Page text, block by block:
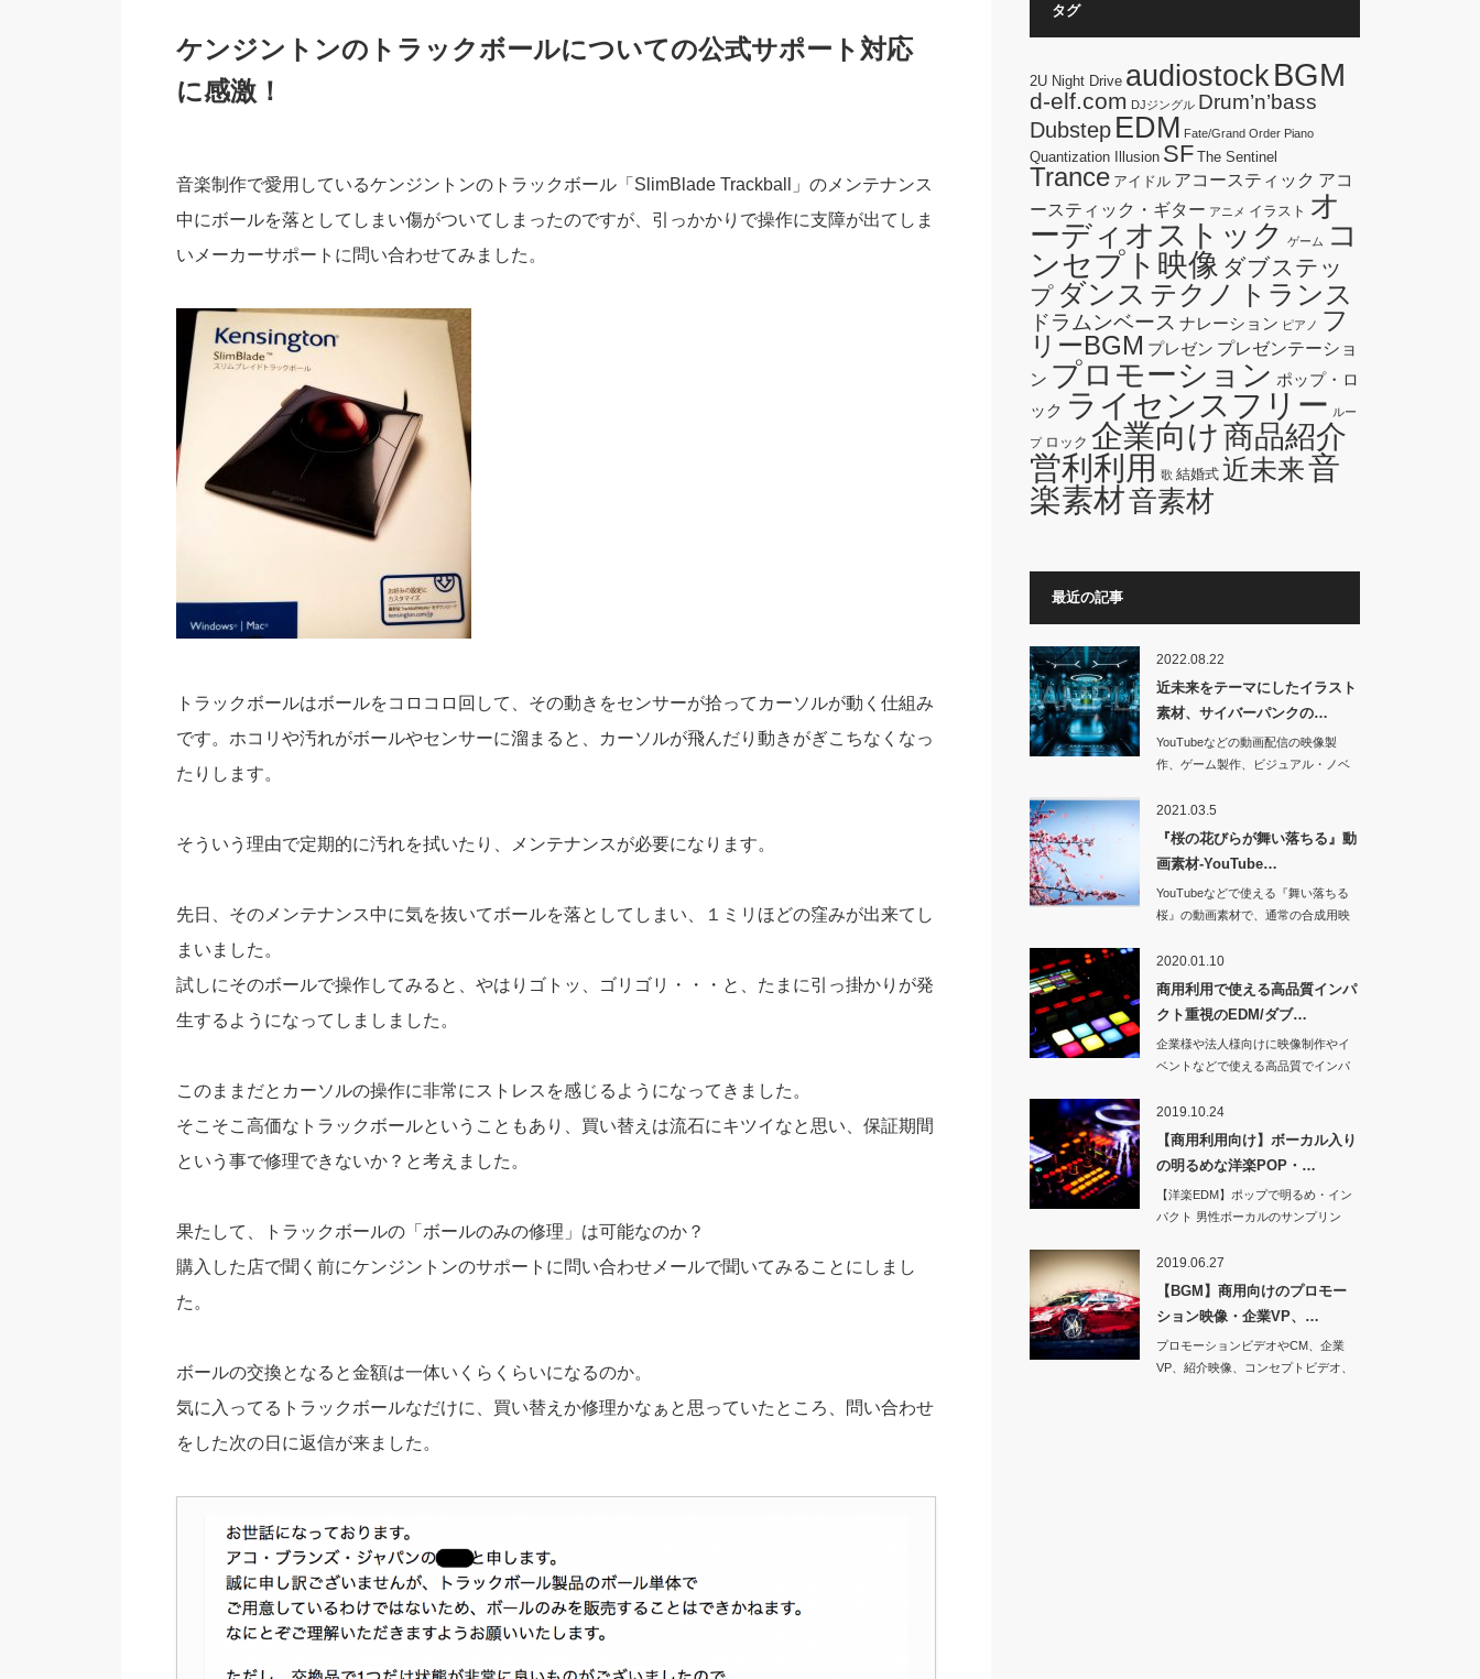
ケンジントンのトラックボールについての公式サポート対応
に感激！
音楽制作で愛用しているケンジントンのトラックボール「SlimBlade Trackball」のメンテナンス
中にボールを落としてしまい傷がついてしまったのですが、引っかかりで操作に支障が出てしま
いメーカーサポートに問い合わせてみました。
トラックボールはボールをコロコロ回して、その動きをセンサーが拾ってカーソルが動く仕組み
です。ホコリや汚れがボールやセンサーに溜まると、カーソルが飛んだり動きがぎこちなくなっ
たりします。
そういう理由で定期的に汚れを拭いたり、メンテナンスが必要になります。
先日、そのメンテナンス中に気を抜いてボールを落としてしまい、１ミリほどの窪みが出来てし
まいました。
試しにそのボールで操作してみると、やはりゴトッ、ゴリゴリ・・・と、たまに引っ掛かりが発
生するようになってしましました。
このままだとカーソルの操作に非常にストレスを感じるようになってきました。
そこそこ高価なトラックボールということもあり、買い替えは流石にキツイなと思い、保証期間
という事で修理できないか？と考えました。
果たして、トラックボールの「ボールのみの修理」は可能なのか？
購入した店で聞く前にケンジントンのサポートに問い合わせメールで聞いてみることにしまし
た。
ボールの交換となると金額は一体いくらくらいになるのか。
気に入ってるトラックボールなだけに、買い替えか修理かなぁと思っていたところ、問い合わせ
をした次の日に返信が来ました。
タグ
2U Night Drive audiostockBGM
d-elf.com DJジングル Drum’n’bass
Dubstep EDM Fate/Grand Order Piano
Quantization Illusion SF The Sentinel
Trance アイドル アコースティック アコ
ースティック・ギター アニメ イラスト オ
ーディオストック
ゲーム
コ
ンセプト映像 ダブステッ
プ ダンス テクノ トランス
ドラムンベース ナレーション ピアノ フ
リーBGM プレゼン プレゼンテーショ
ン プロモーション ポップ・ロ
ック ライセンスフリー ルー
プ ロック 企業向け商品紹介
営利利用 歌 結婚式 近未来音
楽素材音素材
最近の記事
2022.08.22
近未来をテーマにしたイラスト
素材、サイバーパンクの…
YouTubeなどの動画配信の映像製
作、ゲーム製作、ビジュアル・ノベ
2021.03.5
『桜の花びらが舞い落ちる』動
画素材-YouTube…
YouTubeなどで使える『舞い落ちる
桜』の動画素材で、通常の合成用映
2020.01.10
商用利用で使える高品質インパ
クト重視のEDM/ダブ…
企業様や法人様向けに映像制作やイ
ベントなどで使える高品質でインパ
2019.10.24
【商用利用向け】ボーカル入り
の明るめな洋楽POP・…
【洋楽EDM】ポップで明るめ・イン
パクト 男性ボーカルのサンプリン
2019.06.27
【BGM】商用向けのプロモー
ション映像・企業VP、…
プロモーションビデオやCM、企業
VP、紹介映像、コンセプトビデオ、